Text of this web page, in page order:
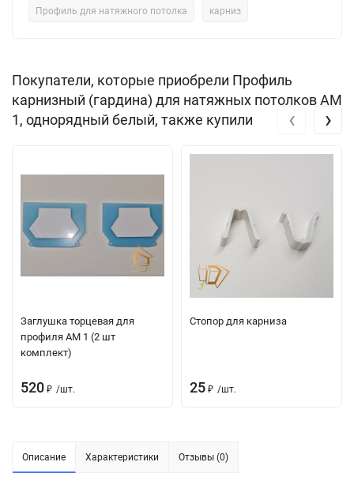
Профиль для натяжного потолка карниз
Покупатели, которые приобрели Профиль
карнизный (гардина) для натяжных потолков АМ
1, однорядный белый, также купили
Заглушка торцевая для
профиля АМ 1 (2 шт
комплект)
520 ₽ /шт.
Стопор для карниза
25 ₽ /шт.
‹ ›
Описание Характеристики Отзывы (0)